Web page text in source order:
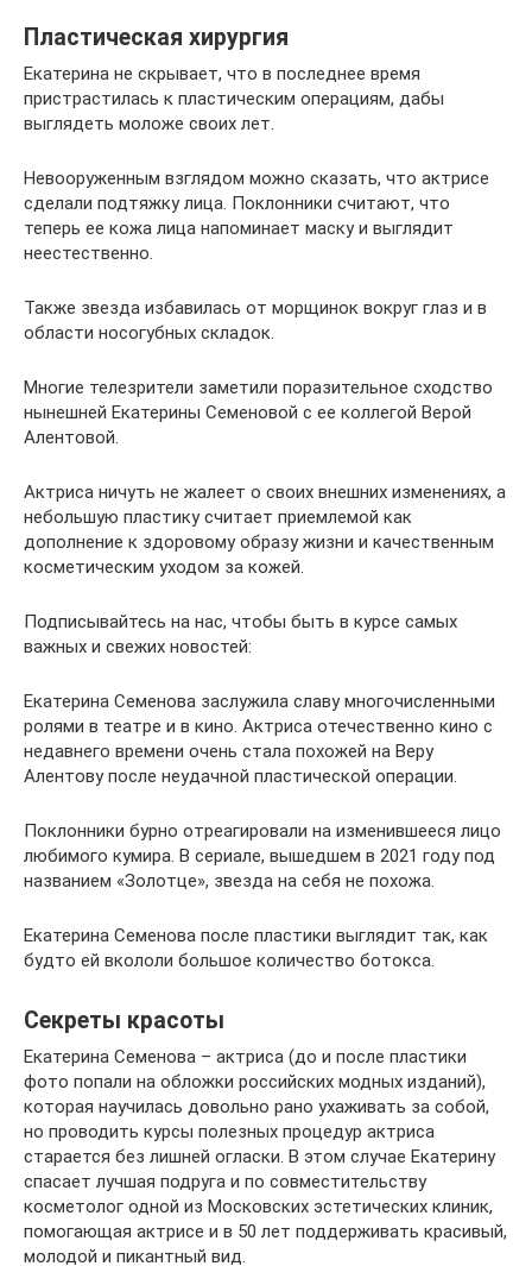
Пластическая хирургия
Екатерина не скрывает, что в последнее время
пристрастилась к пластическим операциям, дабы
выглядеть моложе своих лет.
Невооруженным взглядом можно сказать, что актрисе
сделали подтяжку лица. Поклонники считают, что
теперь ее кожа лица напоминает маску и выглядит
неестественно.
Также звезда избавилась от морщинок вокруг глаз и в
области носогубных складок.
Многие телезрители заметили поразительное сходство
нынешней Екатерины Семеновой с ее коллегой Верой
Алентовой.
Актриса ничуть не жалеет о своих внешних изменениях, а
небольшую пластику считает приемлемой как
дополнение к здоровому образу жизни и качественным
косметическим уходом за кожей.
Подписывайтесь на нас, чтобы быть в курсе самых
важных и свежих новостей:
Екатерина Семенова заслужила славу многочисленными
ролями в театре и в кино. Актриса отечественно кино с
недавнего времени очень стала похожей на Веру
Алентову после неудачной пластической операции.
Поклонники бурно отреагировали на изменившееся лицо
любимого кумира. В сериале, вышедшем в 2021 году под
названием «Золотце», звезда на себя не похожа.
Екатерина Семенова после пластики выглядит так, как
будто ей вкололи большое количество ботокса.
Секреты красоты
Екатерина Семенова – актриса (до и после пластики
фото попали на обложки российских модных изданий),
которая научилась довольно рано ухаживать за собой,
но проводить курсы полезных процедур актриса
старается без лишней огласки. В этом случае Екатерину
спасает лучшая подруга и по совместительству
косметолог одной из Московских эстетических клиник,
помогающая актрисе и в 50 лет поддерживать красивый,
молодой и пикантный вид.